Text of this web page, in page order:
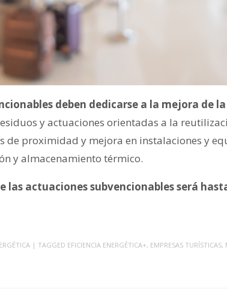
deben dedicarse a la mejora de
y actuaciones orientadas a la
de proximidad y mejora en instalaciones y
y almacenamiento térmico.
las actuaciones subvencionables será
| TAGGED EFICIENCIA ENERGÉTICA+, EMPRESAS TURÍSTICAS,